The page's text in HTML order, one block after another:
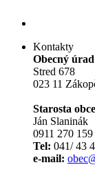
Kontakty
Obecný
Stred 678
023 11
Starosta
Ján Slaninák
0911 270 159
Tel: 041/ 43
e-mail: